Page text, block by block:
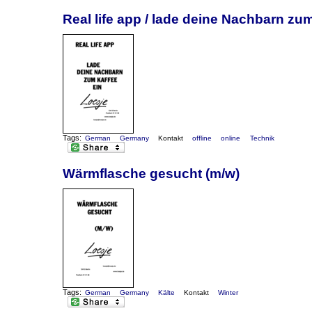
Real life app / lade deine Nachbarn
Tags: German Germany Kontakt offline online Technik
Wärmflasche gesucht (m/w)
Tags: German Germany Kälte Kontakt Winter